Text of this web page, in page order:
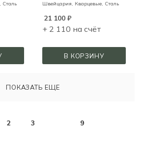
Сталь Швейцария, Кварцевые, Сталь
21 100₽
+ 2 110 на счёт
В КОРЗИНУ
ПОКАЗАТЬ ЕЩЕ
2 3 9